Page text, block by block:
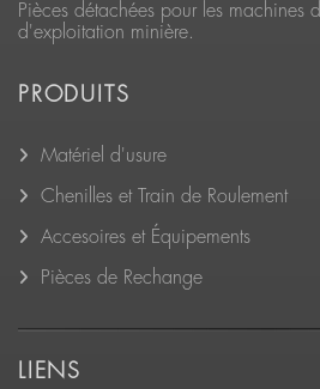
Pièces détachées pour les machines
d'exploitation minière.
PRODUITS
Matériel d'usure
Chenilles et Train de Roulement
Accesoires et Équipements
Pièces de Rechange
LIENS